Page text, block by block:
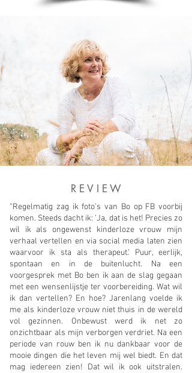
R E V I E W
“Regelmatig zag ik foto’s van Bo op FB voorbij
komen. Steeds dacht ik: ‘Ja, dat is het! Precies zo
wil ik als ongewenst kinderloze vrouw mijn
verhaal vertellen en via social media laten zien
waarvoor ik sta als therapeut.' Puur, eerlijk,
spontaan en in de buitenlucht. Na een
voorgesprek met Bo ben ik aan de slag gegaan
met een wensenlijstje ter voorbereiding. Wat wil
ik dan vertellen? En hoe? Jarenlang voelde ik
me als kinderloze vrouw niet thuis in de wereld
vol gezinnen. Onbewust werd ik net zo
onzichtbaar als mijn verborgen verdriet. Na een
periode van rouw ben ik nu dankbaar voor de
mooie dingen die het leven mij wel biedt. En dat
mag iedereen zien! Dat wil ik ook uitstralen.